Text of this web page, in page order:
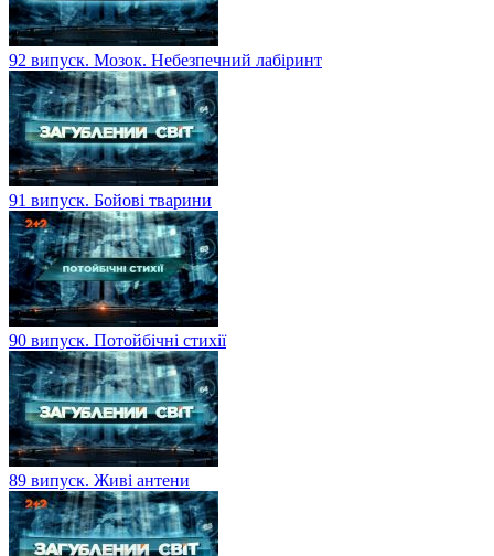
92 випуск. Мозок. Небезпечний лабіринт
91 випуск. Бойові тварини
90 випуск. Потойбічні стихії
89 випуск. Живі антени